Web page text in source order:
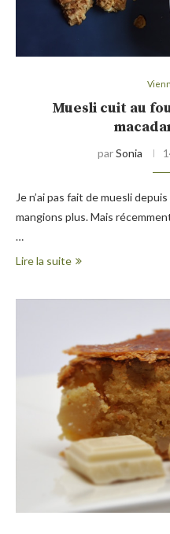
Muesli cuit au
parSonia
Je n’ai pas fait de muesli
mangions plus. Mais
…
Lire la suite